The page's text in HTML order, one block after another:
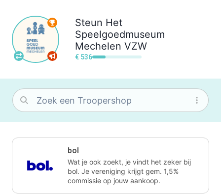
Steun Het
Speelgoedmuseum
Mechelen VZW
€ 536
bol
Wat je ook zoekt, je vindt het zeker bij
bol. Je vereniging krijgt gem. 1,5%
commissie op jouw aankoop.